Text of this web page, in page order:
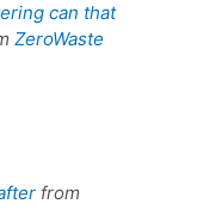
can that
ZeroWaste
from